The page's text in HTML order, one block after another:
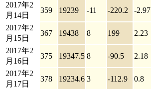
2017年2
月14日
359 19239 -11 -220.2 -2.97
2017年2
月15日
367 19438 8 199 2.23
2017年2
月16日
375 19347.5 8 -90.5 2.18
2017年2
月17日
378 19234.6 3 -112.9 0.8